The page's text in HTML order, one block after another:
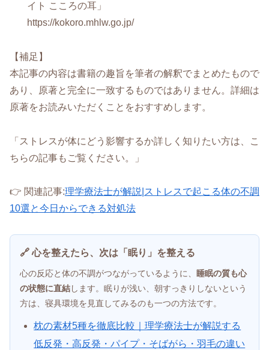
イト こころの耳」
https://kokoro.mhlw.go.jp/
【補足】
本記事の内容は書籍の趣旨を筆者の解釈でまとめたもので
あり、原著と完全に一致するものではありません。詳細は
原著をお読みいただくことをおすすめします。
「ストレスが体にどう影響するか詳しく知りたい方は、こ
ちらの記事もご覧ください。」
👉 関連記事:理学療法士が解説|ストレスで起こる体の不調
10選と今日からできる対処法
🔗 心を整えたら、次は「眠り」を整える
心の反応と体の不調がつながっているように、
睡眠の質も心
の状態に直結します。眠りが浅い、朝すっきりしないという
方は、寝具環境を見直してみるのも一つの方法です。
枕の素材5種を徹底比較｜理学療法士が解説する
低反発・高反発・パイプ・そばがら・羽毛の違い